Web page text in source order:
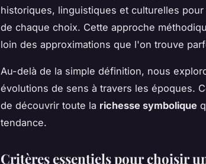
historiques, linguistiques et culturelles
de chaque choix. Cette approche
loin des approximations que l'on trouve
Au-delà de la simple définition, nous
évolutions de sens à travers les époques.
de découvrir toute la richesse symbolique
tendance.
Critères essentiels pour choisir